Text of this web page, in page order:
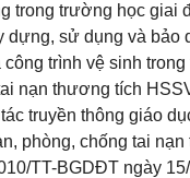
trong trường học giai
dựng, sử dụng và bảo
trình vệ sinh
nạn thương tích
truyền thông giáo
phòng, chống tai
TT-BGDĐT ngày